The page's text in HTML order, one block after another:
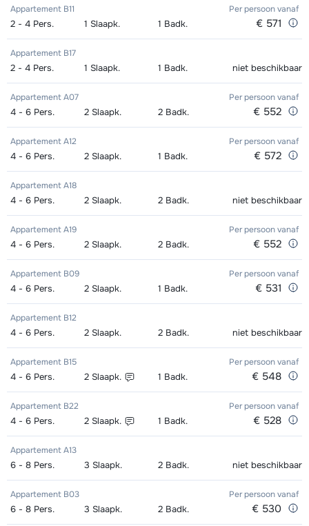
Excellent (Excellence) Ski's +
Stokken (8 dagen)
afhankelijk
van week
Excellent (Excellence) Schoenen (8
dagen)
afhankelijk
van week
Goud (Sensation) Ski's + Schoenen
+ Stokken (8 dagen)
van week
Goud (Sensation) Ski's + Stokken (8
dagen)
afhankelijk
dagen)
van week
Zilver (Evolution) Ski's + Schoenen +
Stokken (8 dagen)
afhankelijk
van week
Zilver (Evolution) Ski's + Stokken (8
Zilver (Evolution) Schoenen (8
dagen)
afhankelijk
van week
Kampioen (Champion) Ski's +
afhankelijk
Kampioen (Champion) Ski's +
Stokken (8 dagen)
afhankelijk
van week
Kampioen (Champion) Schoenen (8
dagen)
afhankelijk
van week
Toekomst (Espoir) Ski's + Schoenen
+ Stokken (8 dagen)
afhankelijk
van week
Toekomst (Espoir) Ski's + Stokken (8
dagen)
van week
Toekomst (Espoir) Schoenen (8
dagen)
afhankelijk
van week
Mini Kid Ski's + Stokken + Schoenen
Mini Kid Ski's + Stokken (8 dagen)
afhankelijk
van week
Mini Kid Schoenen (8 dagen)
afhankelijk
Goud (Sensation) Boots (8 dagen)
afhankelijk
Zilver (Evolution) Snowboard +
Boots (8 dagen)
van week
Zilver (Evolution) Snowboard (8
dagen)
afhankelijk
van week
van week
Appartement B11 Per persoonvanaf
2 - 4 Pers. 1 Slaapk. 1 Badk. € 571
Appartement B17
2 - 4 Pers. 1 Slaapk. 1 Badk. niet beschikbaar
Appartement A07 Per persoonvanaf
4 - 6 Pers. 2 Slaapk. 2 Badk. € 552
Appartement A12 Per persoonvanaf
4 - 6 Pers. 2 Slaapk. 1 Badk. € 572
Appartement A18
4 - 6 Pers. 2 Slaapk. 2 Badk. niet beschikbaar
Appartement A19 Per persoonvanaf
4 - 6 Pers. 2 Slaapk. 2 Badk. € 552
Appartement B09 Per persoonvanaf
4 - 6 Pers. 2 Slaapk. 1 Badk. € 531
Appartement B12
4 - 6 Pers. 2 Slaapk. 2 Badk. niet beschikbaar
Appartement B15 Per persoonvanaf
4 - 6 Pers. 2 Slaapk. 1 Badk. € 548
Appartement B22 Per persoonvanaf
4 - 6 Pers. 2 Slaapk. 1 Badk. € 528
Appartement A13
6 - 8 Pers. 3 Slaapk. 2 Badk. niet beschikbaar
Appartement B03 Per persoonvanaf
6 - 8 Pers. 3 Slaapk. 2 Badk. € 530